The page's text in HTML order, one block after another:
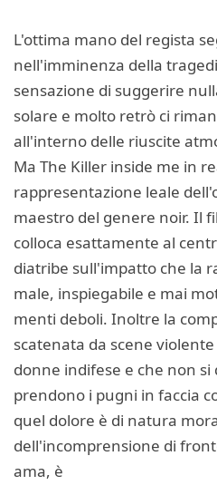
L'ottima mano del regista
nell'imminenza della
sensazione di suggerire
solare e molto retrò ci
all'interno delle riuscite
Ma The Killer inside me in
rappresentazione leale
maestro del genere noir. Il
colloca esattamente al
diatribe sull'impatto che la
male, inspiegabile e mai
menti deboli. Inoltre la
scatenata da scene
donne indifese e che non
prendono i pugni in faccia
quel dolore è di natura
dell'incomprensione di
ama, è